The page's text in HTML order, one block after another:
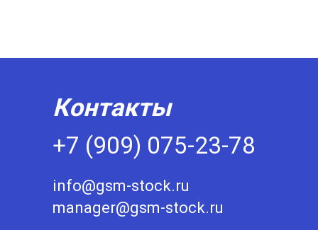
Контакты
info@gsm-stock.ru
manager@gsm-stock.ru
+7 (909) 075-23-78